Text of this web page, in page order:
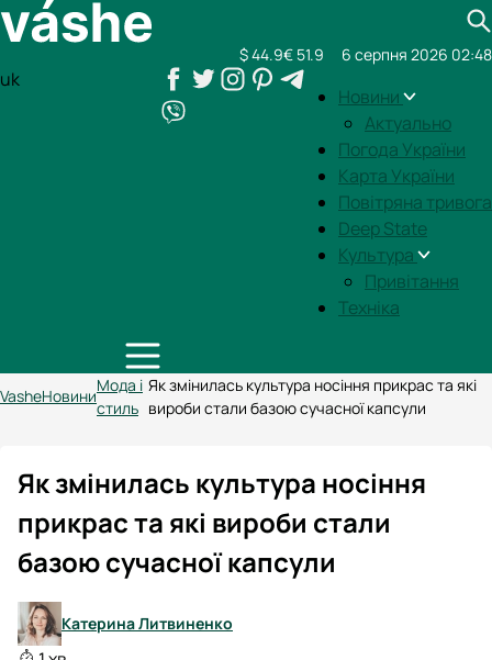
uk
Новини
Актуально
Погода України
Карта України
Повітряна тривога
Deep State
Культура
Привітання
Техніка
$ 44.9€ 51.9 6 серпня 2026 02:48
VasheНовини
Мода і
стиль
Як змінилась культура носіння прикрас та які
вироби стали базою сучасної капсули
Як змінилась культура носіння
прикрас та які вироби стали
базою сучасної капсули
Катерина Литвиненко